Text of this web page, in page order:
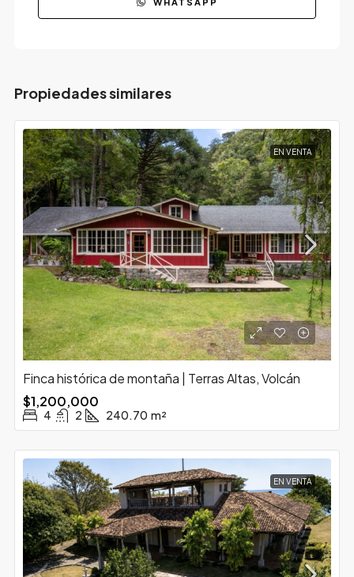
WHATSAPP
Propiedades similares
EN VENTA
Finca histórica de montaña | Terras Altas, Volcán
$1,200,000
4 2 240.70 m²
EN VENTA